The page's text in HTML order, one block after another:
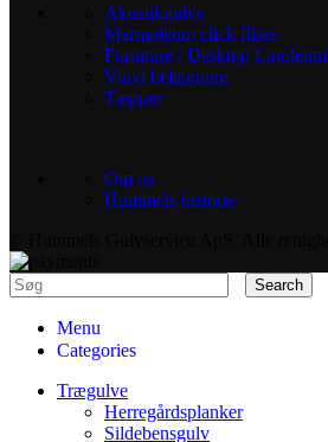
Akustikgulve
Marmoleum click fliser
Furniture / Desktop Linoleum
Vinyl belægning
Tæpper
Om os
Hummels historie
Search
Menu
Categories
Trægulve
Herregårdsplanker
Sildebensgulv